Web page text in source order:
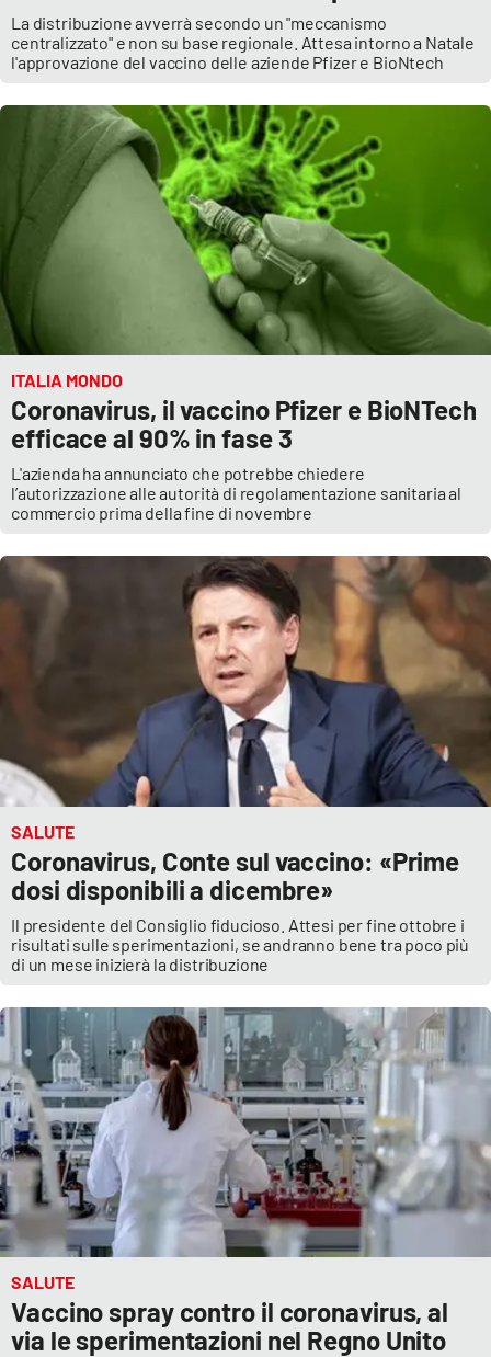
La distribuzione avverrà secondo un "meccanismo
centralizzato" e non su base regionale. Attesa intorno a Natale
l'approvazione del vaccino delle aziende Pfizer e BioNtech
ITALIA MONDO
Coronavirus, il vaccino Pfizer e BioNTech
efficace al 90% in fase 3
L'azienda ha annunciato che potrebbe chiedere
l’autorizzazione alle autorità di regolamentazione sanitaria al
commercio prima della fine di novembre
SALUTE
Coronavirus, Conte sul vaccino: «Prime
dosi disponibili a dicembre»
Il presidente del Consiglio fiducioso. Attesi per fine ottobre i
risultati sulle sperimentazioni, se andranno bene tra poco più
di un mese inizierà la distribuzione
SALUTE
Vaccino spray contro il coronavirus, al
via le sperimentazioni nel Regno Unito